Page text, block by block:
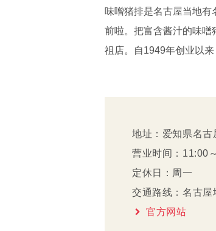
味噌猪排是名古屋当地
前啦。把富含酱汁的味噌
祖店。自1949年创业以
地址：爱知県名
营业时间：11:00
定休日：周一
交通路线：名古屋
官方网站